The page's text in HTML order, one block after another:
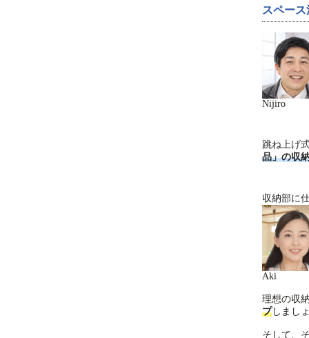
スペー
Nijiro
跳ね上げ
品」の収
収納部に
Aki
理想の収
プしまし
そして、